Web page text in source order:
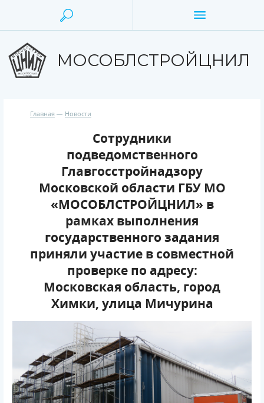
МОСОБЛСТРОЙЦНИЛ
Главная Новости
Сотрудники
подведомственного
Главгосстройнадзору
Московской области ГБУ МО
«МОСОБЛСТРОЙЦНИЛ» в
рамках выполнения
государственного задания
приняли участие в совместной
проверке по адресу:
Московская область, город
Химки, улица Мичурина